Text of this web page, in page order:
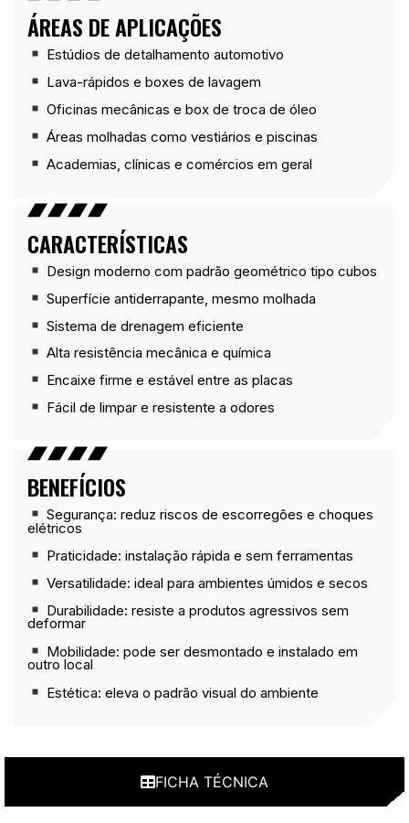
FICHA TÉCNICA
ÁREAS DE APLICAÇÕES
Estúdios de detalhamento automotivo
Lava-rápidos e boxes de lavagem
Oficinas mecânicas e box de troca de óleo
Áreas molhadas como vestiários e piscinas
Academias, clínicas e comércios em geral
CARACTERÍSTICAS
Design moderno com padrão geométrico tipo cubos
Superfície antiderrapante, mesmo molhada
Sistema de drenagem eficiente
Alta resistência mecânica e química
Encaixe firme e estável entre as placas
Fácil de limpar e resistente a odores
BENEFÍCIOS
Segurança: reduz riscos de escorregões e choques
elétricos
Praticidade: instalação rápida e sem ferramentas
Versatilidade: ideal para ambientes úmidos e secos
Durabilidade: resiste a produtos agressivos sem
deformar
Mobilidade: pode ser desmontado e instalado em
outro local
Estética: eleva o padrão visual do ambiente